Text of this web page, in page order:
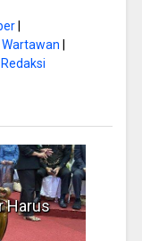
|
Redaksi
Harus